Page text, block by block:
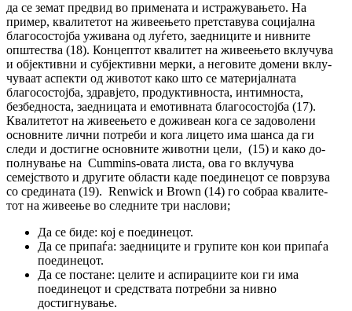
да се земат предвид во при­мената и истражувањето. На
пример, ква­литетот на живеењето претставува со­ци­јал­на
благосостојба уживана од луѓето, заед­ни­ци­те и нивните
општества (18). Концептот ква­литет на живеењето вклучува
и об­јек­тив­ни и субјективни мерки, а неговите домени вклу­
чуваат аспекти од животот како што се ма­теријалната
благосостојба, здравјето, про­дук­тивноста, интимноста,
безбедноста, заед­ни­ца­та и емотивната благосостојба (17).
Ква­ли­те­тот на живеењето е доживеан кога се за­до­волени
основните лични потреби и кога ли­цето има шанса да ги
следи и достигне ос­нов­ните животни цели, (15) и како до­
пол­ну­ва­ње на Cummins-овата листа, ова го вклу­чу­ва
семејството и другите области каде пое­динецот се поврзува
со средината (19). Renwick и Brown (14) го собраа ква­ли­те­
тот на живеење во следните три наслови;
Да се биде: кој е поединецот.
Да се припаѓа: заедниците и групите кон кои припаѓа
поединецот.
Да се постане: целите и аспирациите кои ги има
поединецот и средствата пот­реб­ни за нивно
достигнување.